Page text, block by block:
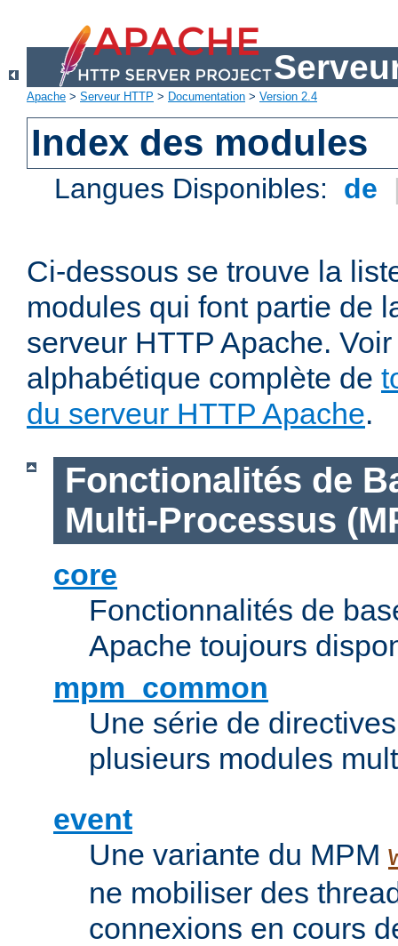
Apache > Serveur HTTP > Documentation > Version 2.4
Index des modules
Langues Disponibles: de
Ci-dessous se trouve la
modules qui font partie de
serveur HTTP Apache.
alphabétique complète de
du serveur HTTP Apache.
Fonctionalités de
Multi-Processus
core
Fonctionnalités de
Apache toujours
mpm_common
Une série de
plusieurs modules
event
Une variante du MPM
ne mobiliser des
connexions en cours